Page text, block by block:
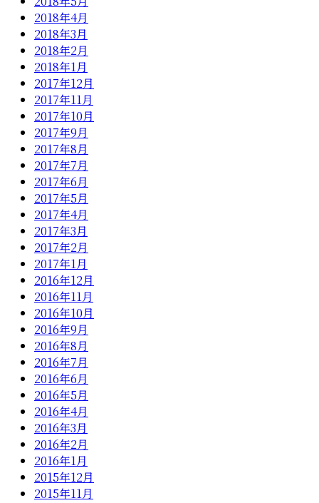
2018年4月
2018年3月
2018年2月
2018年1月
2017年12月
2017年11月
2017年10月
2017年9月
2017年8月
2017年7月
2017年6月
2017年5月
2017年4月
2017年3月
2017年2月
2017年1月
2016年12月
2016年11月
2016年10月
2016年9月
2016年8月
2016年7月
2016年6月
2016年5月
2016年4月
2016年3月
2016年2月
2016年1月
2015年12月
2015年11月